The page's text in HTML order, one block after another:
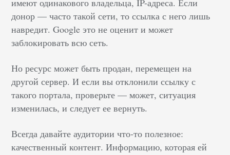
имеют одинакового владельца, IP-адреса. Если
донор — часто такой сети, то ссылка с него лишь
навредит. Google это не оценит и может
заблокировать всю сеть.
Но ресурс может быть продан, перемещен на
другой сервер. И если вы отклонили ссылку с
такого портала, проверьте — может, ситуация
изменилась, и следует ее вернуть.
Всегда давайте аудитории что-то полезное:
качественный контент. Информацию, которая ей